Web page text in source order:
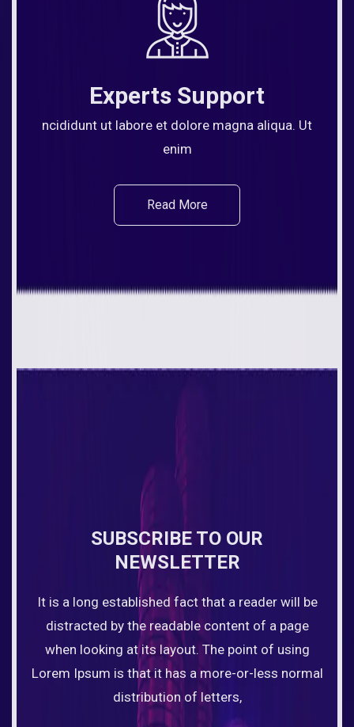
Experts Support
ncididunt ut labore et dolore magna aliqua. Ut
enim
Read More
SUBSCRIBE TO OUR
NEWSLETTER
It is a long established fact that a reader will be
distracted by the readable content of a page
when looking at its layout. The point of using
Lorem Ipsum is that it has a more-or-less normal
distribution of letters,